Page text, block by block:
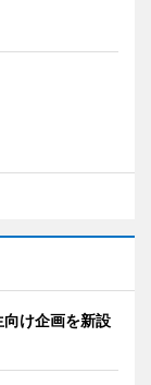
け企画を新設